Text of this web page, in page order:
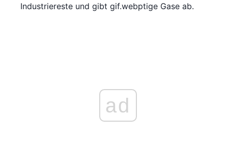
Industriereste und gibt gif.webptige Gase ab.
ad